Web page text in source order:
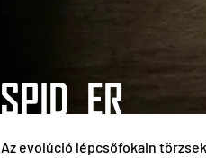
SPID_ER
Az evolúció lépcsőfokain